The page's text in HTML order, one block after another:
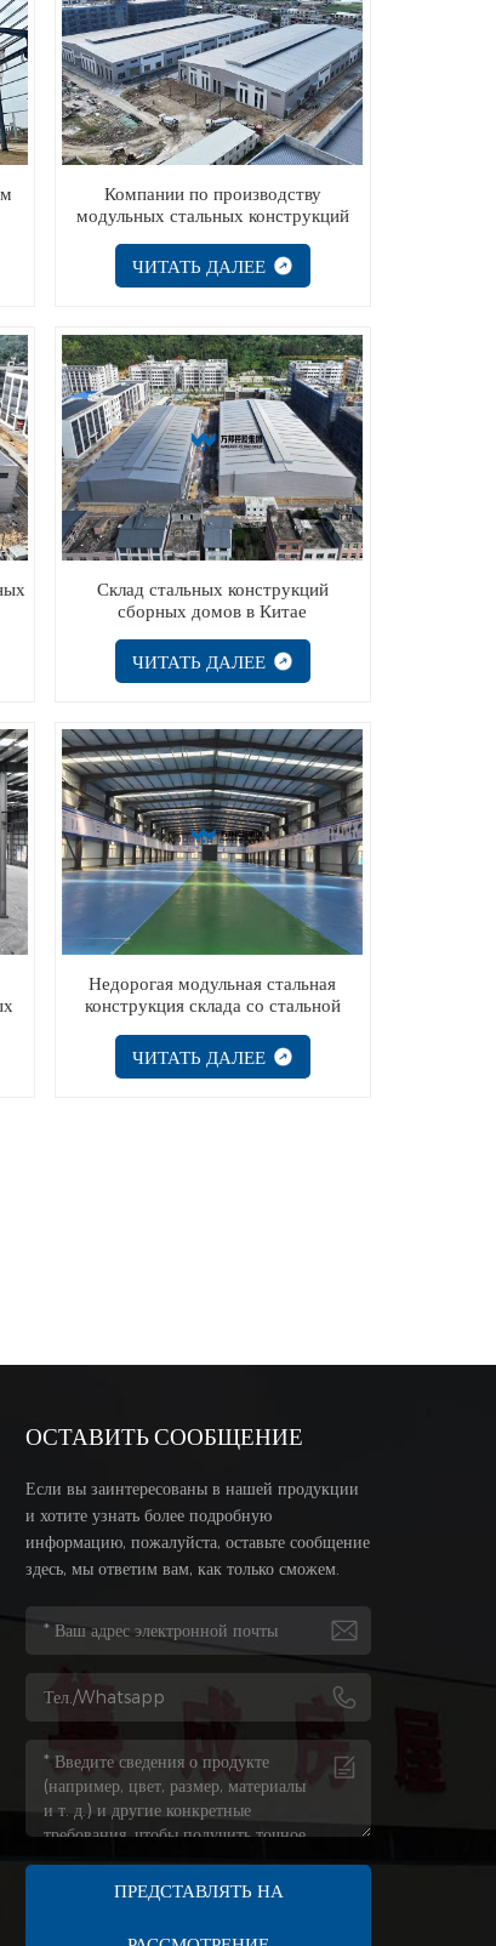
Компании по производству
модульных стальных конструкций
ЧИТАТЬ ДАЛЕЕ
Склад стальных конструкций
сборных домов в Китае
ЧИТАТЬ ДАЛЕЕ
Недорогая модульная стальная
конструкция склада со стальной
ЧИТАТЬ ДАЛЕЕ
ОСТАВИТЬ СООБЩЕНИЕ
Если вы заинтересованы в нашей продукции
и хотите узнать более подробную
информацию, пожалуйста, оставьте сообщение
здесь, мы ответим вам, как только сможем.
ПРЕДСТАВЛЯТЬ НА